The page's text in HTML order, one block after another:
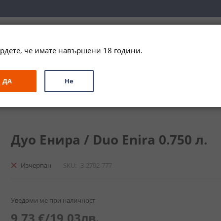
ЗА ПОДАРЪК ПРОМО СПЕЦИАЛНИ ПРЕДЛОЖЕНИЯ
Дуо Енира / Duo Enira 0.750 л.
Изчерпан SKU 3-2702-777
Уведоми ме при наличност
че имате навършени 18 години.
ДА Не